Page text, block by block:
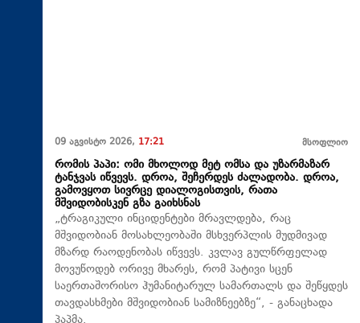
09 აგვისტო 2026, 17:21 მსოფლიო
რომის პაპი: ომი მხოლოდ მეტ ომსა და უზარმაზარ
ტანჯვას იწვევს. დროა, შეჩერდეს ძალადობა. დროა,
გამოვყოთ სივრცე დიალოგისთვის, რათა
მშვიდობისკენ გზა გაიხსნას
„ტრაგიკული ინციდენტები მრავლდება, რაც
მშვიდობიან მოსახლეობაში მსხვერპლის მუდმივად
მზარდ რაოდენობას იწვევს. კვლავ გულწრფელად
მოვუწოდებ ორივე მხარეს, რომ პატივი სცენ
საერთაშორისო ჰუმანიტარულ სამართალს და შეწყდეს
თავდასხმები მშვიდობიან სამიზნეებზე“, - განაცხადა